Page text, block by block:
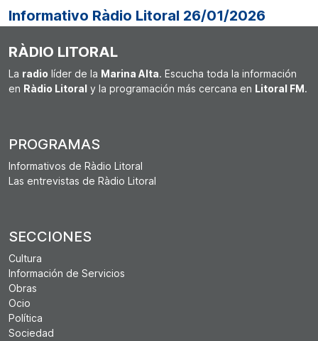
Informativo Ràdio Litoral 26/01/2026
RÀDIO LITORAL
La radio líder de la Marina Alta. Escucha toda la información
en Ràdio Litoral y la programación más cercana en Litoral FM.
PROGRAMAS
Informativos de Ràdio Litoral
Las entrevistas de Ràdio Litoral
SECCIONES
Cultura
Información de Servicios
Obras
Ocio
Política
Sociedad